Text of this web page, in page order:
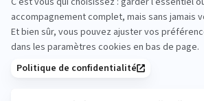
corps sait ce qui lui convient le mieux.
litrimarche64@hotmail.fr
Heures